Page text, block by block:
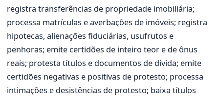
registra transferências de propriedade imobiliária;
processa matrículas e averbações de imóveis; registra
hipotecas, alienações fiduciárias, usufrutos e
penhoras; emite certidões de inteiro teor e de ônus
reais; protesta títulos e documentos de dívida; emite
certidões negativas e positivas de protesto; processa
intimações e desistências de protesto; baixa títulos